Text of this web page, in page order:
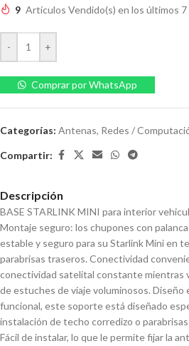
9 Artículos Vendido(s) en los últimos 7
- +
Comprar por WhatsApp
Categorías: Antenas, Redes /
Compartir:
Descripción
BASE STARLINK MINI para interior
Montaje seguro: los chupones con
estable y seguro para su Starlink Mini en
parabrisas traseros. Conectividad
conectividad satelital constante mientras
de estuches de viaje voluminosos. Diseño
funcional, este soporte está diseñado
instalación de techo corredizo o
Fácil de instalar, lo que le permite fijar la